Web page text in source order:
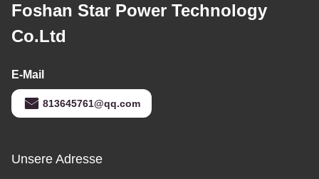
Foshan Star Power Technology
Co.Ltd
E-Mail
813645761@qq.com
Unsere Adresse